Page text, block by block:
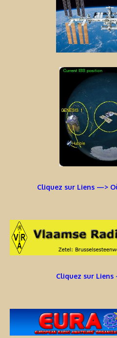
Cliquez sur Liens —>
Cliquez sur Liens